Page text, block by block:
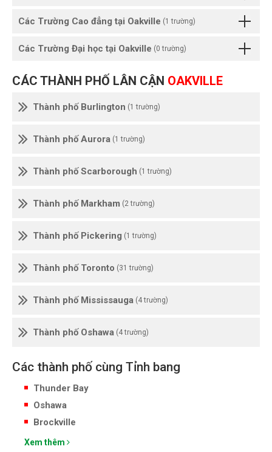
Các Trường Cao đẳng tại Oakville (1 trường)
Các Trường Đại học tại Oakville (0 trường)
CÁC THÀNH PHỐ LÂN CẬN OAKVILLE
Thành phố Burlington (1 trường)
Thành phố Aurora (1 trường)
Thành phố Scarborough (1 trường)
Thành phố Markham (2 trường)
Thành phố Pickering (1 trường)
Thành phố Toronto (31 trường)
Thành phố Mississauga (4 trường)
Thành phố Oshawa (4 trường)
Các thành phố cùng Tỉnh bang
Thunder Bay
Oshawa
Brockville
Xem thêm